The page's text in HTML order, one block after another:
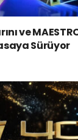
ve
Sürüyor